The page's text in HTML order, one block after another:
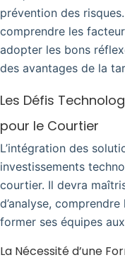
prévention des
comprendre les
adopter les bons
des avantages de la
Les Défis
pour le Courtier
L’intégration des
investissements
courtier. Il devra
d’analyse,
former ses équipes
La Nécessité d’une